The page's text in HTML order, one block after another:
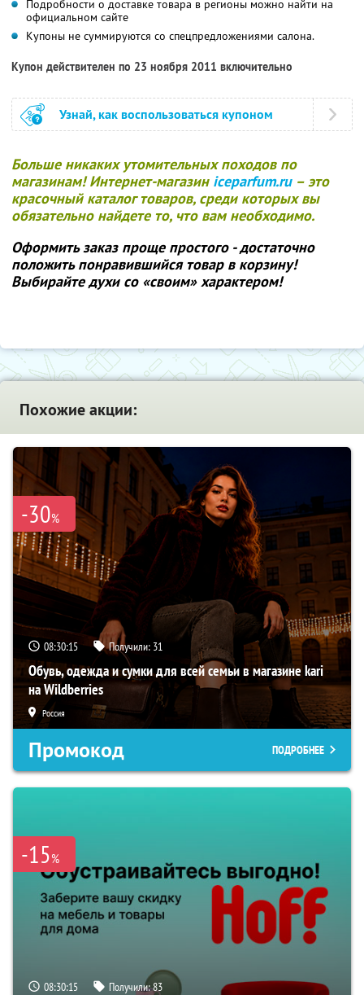
Подробности о доставке товара в регионы можно найти на
официальном сайте
Купоны не суммируются со спецпредложениями салона.
Купон действителен по 23 ноября 2011 включительно
Узнай, как воспользоваться купоном
Больше никаких утомительных походов по
магазинам! Интернет-магазин iceparfum.ru– это
красочный каталог товаров, среди которых вы
обязательно найдете то, что вам необходимо.
Оформить заказ проще простого - достаточно
положить понравившийся товар в корзину!
Выбирайте духи со «своим» характером!
Похожие акции:
-30%
08:30:14 Получили: 31
Обувь, одежда и сумки для всей семьи в магазине kari
на Wildberries
Россия
Промокод ПОДРОБНЕЕ
-15%
08:30:14 Получили:83